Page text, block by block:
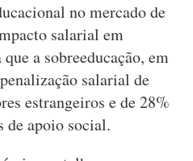
no mercado de
salarial em
a sobreeducação, em
salarial de
estrangeiros e de 28%
de apoio social.